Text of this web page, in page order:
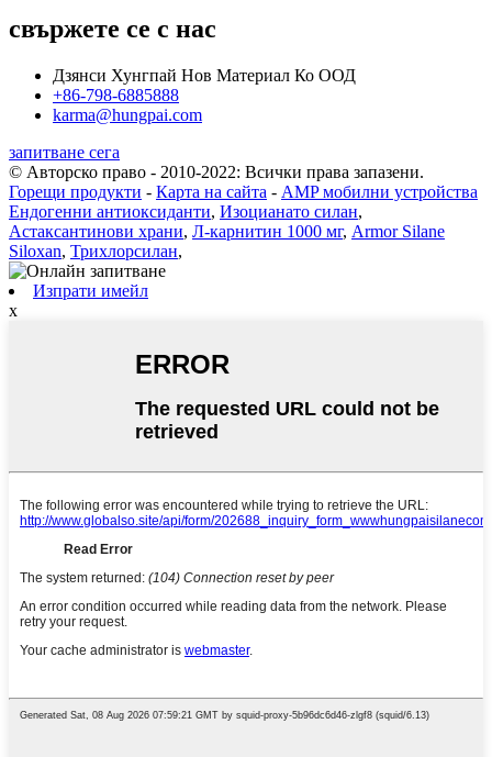
свържете се с нас
Дзянси Хунгпай Нов Материал Ко ООД
+86-798-6885888
karma@hungpai.com
запитване сега
© Авторско право - 2010-2022: Всички права запазени.
Горещи продукти - Карта на сайта - AMP мобилни устройства
Ендогенни антиоксиданти, Изоцианато силан,
Астаксантинови храни, Л-карнитин 1000 мг, Armor Silane
Siloxan, Трихлорсилан,
Изпрати имейл
x